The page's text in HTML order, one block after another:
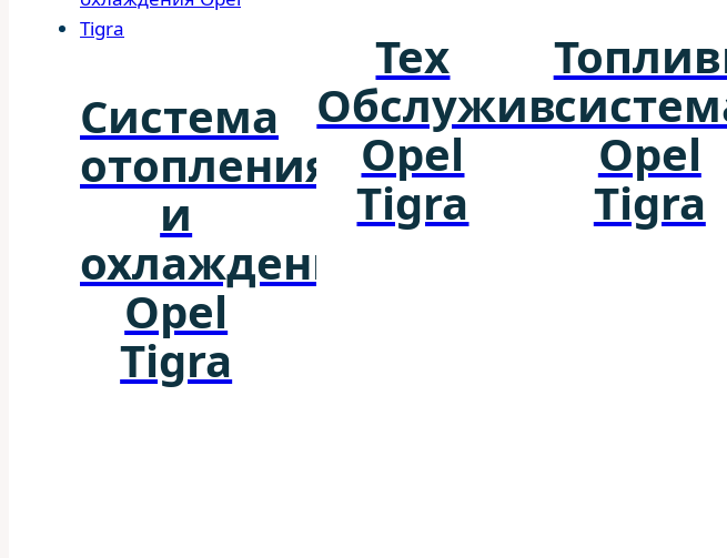
Система
отопления
и
охлаждения
Opel
Tigra
Тех
Обслуживание
Opel
Tigra
Opel
Tigra